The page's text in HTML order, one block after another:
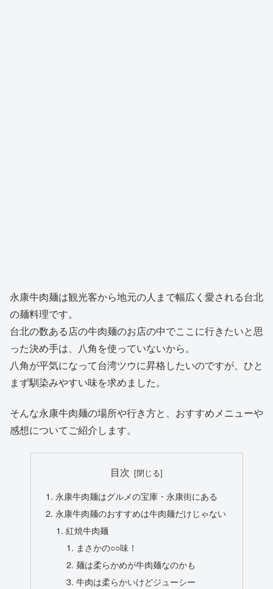
永康牛肉麺は観光客から地元の人まで幅広く愛される台北
の麺料理です。
台北の数ある店の牛肉麺のお店の中でここに行きたいと思
った決め手は、八角を使っていないから。
八角が平気になって台湾ツウに昇格したいのですが、ひと
まず馴染みやすい味を求めました。
そんな永康牛肉麺の場所や行き方と、おすすめメニューや
感想についてご紹介します。
目次
永康牛肉麺はグルメの宝庫・永康街にある
永康牛肉麺のおすすめは牛肉麺だけじゃない
紅焼牛肉麺
まさかの○○味！
麺は柔らかめが牛肉麺なのかも
牛肉は柔らかいけどジューシー